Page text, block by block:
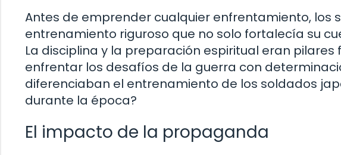
Antes de emprender cualquier enfrentamiento, los
entrenamiento riguroso que no solo fortalecía su
La disciplina y la preparación espiritual eran
enfrentar los desafíos de la guerra con
diferenciaban el entrenamiento de los soldados
durante la época?
El impacto de la propaganda